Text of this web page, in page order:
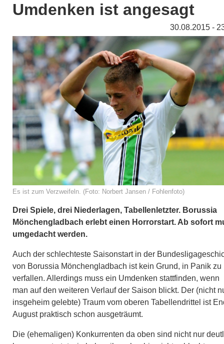
Umdenken ist angesagt
30.08.2015 -
Es ist zum Verzweifeln. (Foto: Norbert Jansen / Fohlenfoto)
Drei Spiele, drei Niederlagen, Tabellenletzter. Borussia
Mönchengladbach erlebt einen Horrorstart. Ab sofort
umgedacht werden.
Auch der schlechteste Saisonstart in der
von Borussia Mönchengladbach ist kein Grund, in Panik zu
verfallen. Allerdings muss ein Umdenken stattfinden, wenn
man auf den weiteren Verlauf der Saison blickt. Der (nicht
insgeheim gelebte) Traum vom oberen Tabellendrittel ist
August praktisch schon ausgeträumt.
Die (ehemaligen) Konkurrenten da oben sind nicht nur